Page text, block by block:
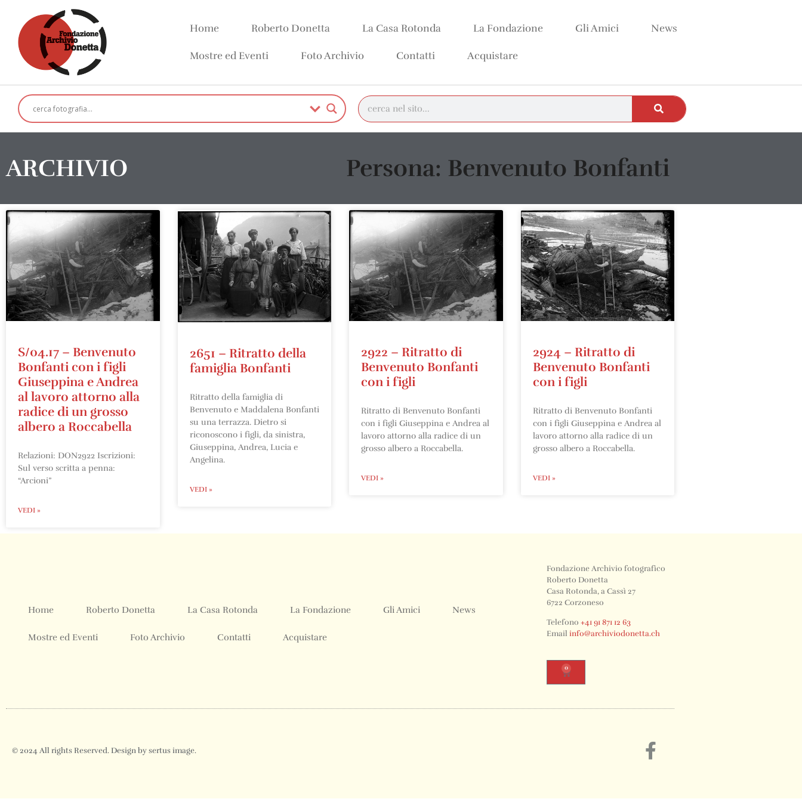
Home Roberto Donetta La Casa Rotonda La Fondazione Gli Amici News
Mostre ed Eventi Foto Archivio Contatti Acquistare
ARCHIVIO Persona: Benvenuto Bonfanti
S/04.17 – Benvenuto
Bonfanti con i figli
Giuseppina e Andrea
al lavoro attorno alla
radice di un grosso
albero a Roccabella
Relazioni: DON2922 Iscrizioni:
Sul verso scritta a penna:
“Arcioni”
VEDI »
2651 – Ritratto della
famiglia Bonfanti
Ritratto della famiglia di
Benvenuto e Maddalena Bonfanti
su una terrazza. Dietro si
riconoscono i figli, da sinistra,
Giuseppina, Andrea, Lucia e
Angelina.
VEDI »
2922 – Ritratto di
Benvenuto Bonfanti
con i figli
Ritratto di Benvenuto Bonfanti
con i figli Giuseppina e Andrea al
lavoro attorno alla radice di un
grosso albero a Roccabella.
VEDI »
2924 – Ritratto di
Benvenuto Bonfanti
con i figli
Ritratto di Benvenuto Bonfanti
con i figli Giuseppina e Andrea al
lavoro attorno alla radice di un
grosso albero a Roccabella.
VEDI »
Home Roberto Donetta La Casa Rotonda La Fondazione Gli Amici News
Mostre ed Eventi Foto Archivio Contatti Acquistare
Fondazione Archivio fotografico
Roberto Donetta
Casa Rotonda, a Cassì 27
6722 Corzoneso
Telefono +41 91 871 12 63
Email info@archiviodonetta.ch
0
© 2024 All rights Reserved. Design by sertus image.